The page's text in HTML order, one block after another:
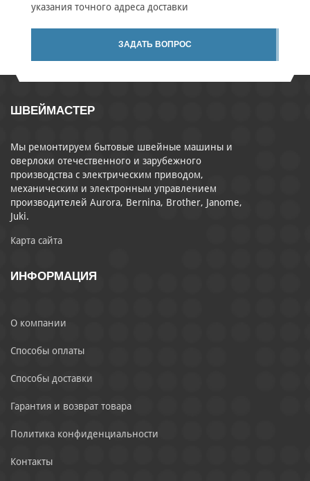
указания точного адреса доставки
ЗАДАТЬ ВОПРОС
ШВЕЙМАСТЕР
Мы ремонтируем бытовые швейные машины и
оверлоки отечественного и зарубежного
производства с электрическим приводом,
механическим и электронным управлением
производителей Aurora, Bernina, Brother, Janome,
Juki.
Карта сайта
ИНФОРМАЦИЯ
О компании
Способы оплаты
Способы доставки
Гарантия и возврат товара
Политика конфиденциальности
Контакты